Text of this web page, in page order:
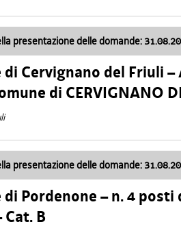
presentazione delle domande:
Cervignano del Friuli –
di CERVIGNANO
presentazione delle domande:
Pordenone – n. 4 posti
Cat. B